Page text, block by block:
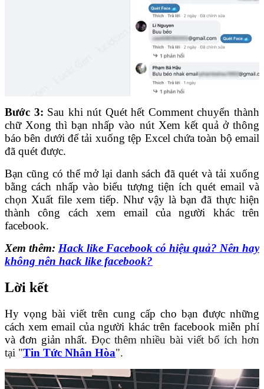
Bước 3: Sau khi nút Quét hết Comment chuyển thành
chữ Xong thì bạn nhấp vào nút Xem kết quả ở thông
báo bên dưới để tải xuống tệp Excel chứa toàn bộ email
đã quét được.
Bạn cũng có thể mở lại danh sách đã quét và tải xuống
bằng cách nhấp vào biểu tượng tiện ích quét email và
chọn Xuất file xem tiếp.Như vậy là bạn đã thực hiện
thành công cách xem email của người khác trên
facebook.
Xem thêm: Hack like Facebook có hiệu quả? Nên hay
không nên hack like facebook?
Lời kết
Hy vọng bài viết trên cung cấp cho bạn được những
cách xem email của người khác trên facebook miễn phí
và đơn giản nhất. Đọc thêm nhiều bài viết bổ ích hơn
tại "Tin Tức Nhân Hòa".